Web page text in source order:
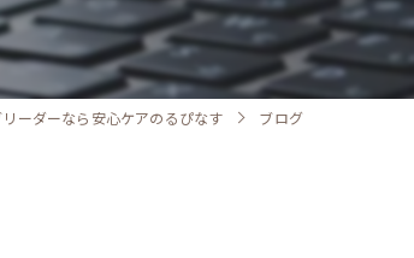
ーダーなら安心ケアのるぴなす ブログ